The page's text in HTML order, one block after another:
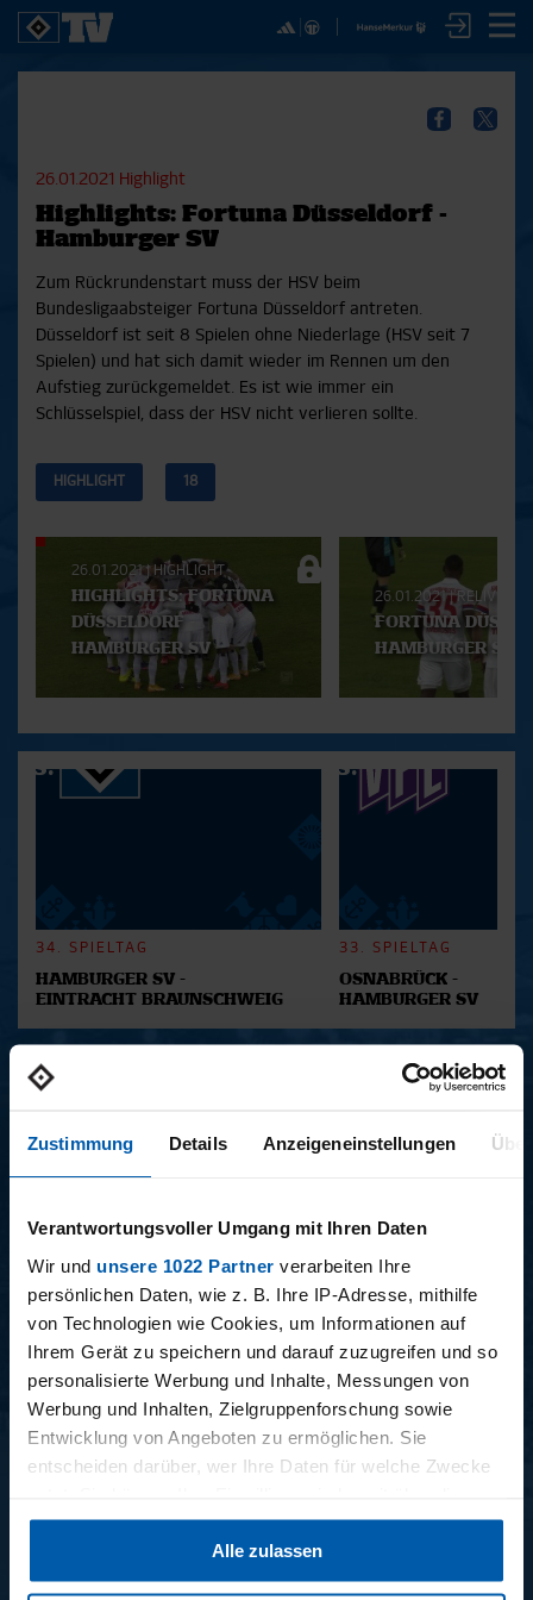
Zustimmung Details Anzeigeneinstellungen
Verantwortungsvoller Umgang mit Ihren Daten
Wir und unsere 1022 Partner verarbeiten Ihre
persönlichen Daten, wie z. B. Ihre IP-Adresse, mithilfe
von Technologien wie Cookies, um Informationen auf
Ihrem Gerät zu speichern und darauf zuzugreifen und so
personalisierte Werbung und Inhalte, Messungen von
Werbung und Inhalten, Zielgruppenforschung sowie
Entwicklung von Angeboten zu ermöglichen. Sie
entscheiden darüber, wer Ihre Daten für welche Zwecke
Cookie-Erklärung oder durch Klicken auf das Privacy
Trigger Symbol ändern oder widerrufen
Alle zulassen
2. Bundesliga 18/19
Bundesliga 17/18
Bundesliga 16/17
Pokal- und Testspiele
Testspiele
Reportagen
Interviews
Reportagen
Verein
HSVTV-ABO!
Mit dem HSVtv-Abo hast Du vollen Zugriff auf über
in voller Länge, sowie Spielzusammenfassungen,
exklusive Interviews, Pressekonferenzen und vieles
mehr.
JETZT ZUM ABO
26.01.2021 Highlight
Highlights: Fortuna Düsseldorf -
Hamburger SV
Zum Rückrundenstart muss der HSV beim
Bundesligaabsteiger Fortuna Düsseldorf antreten.
Düsseldorf ist seit 8 Spielen ohne Niederlage (HSV seit 7
Spielen) und hat sich damit wieder im Rennen um den
Aufstieg zurückgemeldet. Es ist wie immer ein
Schlüsselspiel, dass der HSV nicht verlieren sollte.
HIGHLIGHT 18
Aktuelle
Playlist
26.01.2021| HIGHLIGHT
HIGHLIGHTS: FORTUNA
DÜSSELDORF -
HAMBURGER SV
26.01.2021|RELIVE
FORTUNA
HAMBURGER SV
34. SPIELTAG
HAMBURGER SV -
EINTRACHT BRAUNSCHWEIG
33. SPIELTAG
OSNABRÜCK -
HAMBURGER SV
ALWAYS HAMBURG - DAS
15 - STAFF-TALK 14 - STÜBI
BUNDESLIGA SAISON 2025/2026